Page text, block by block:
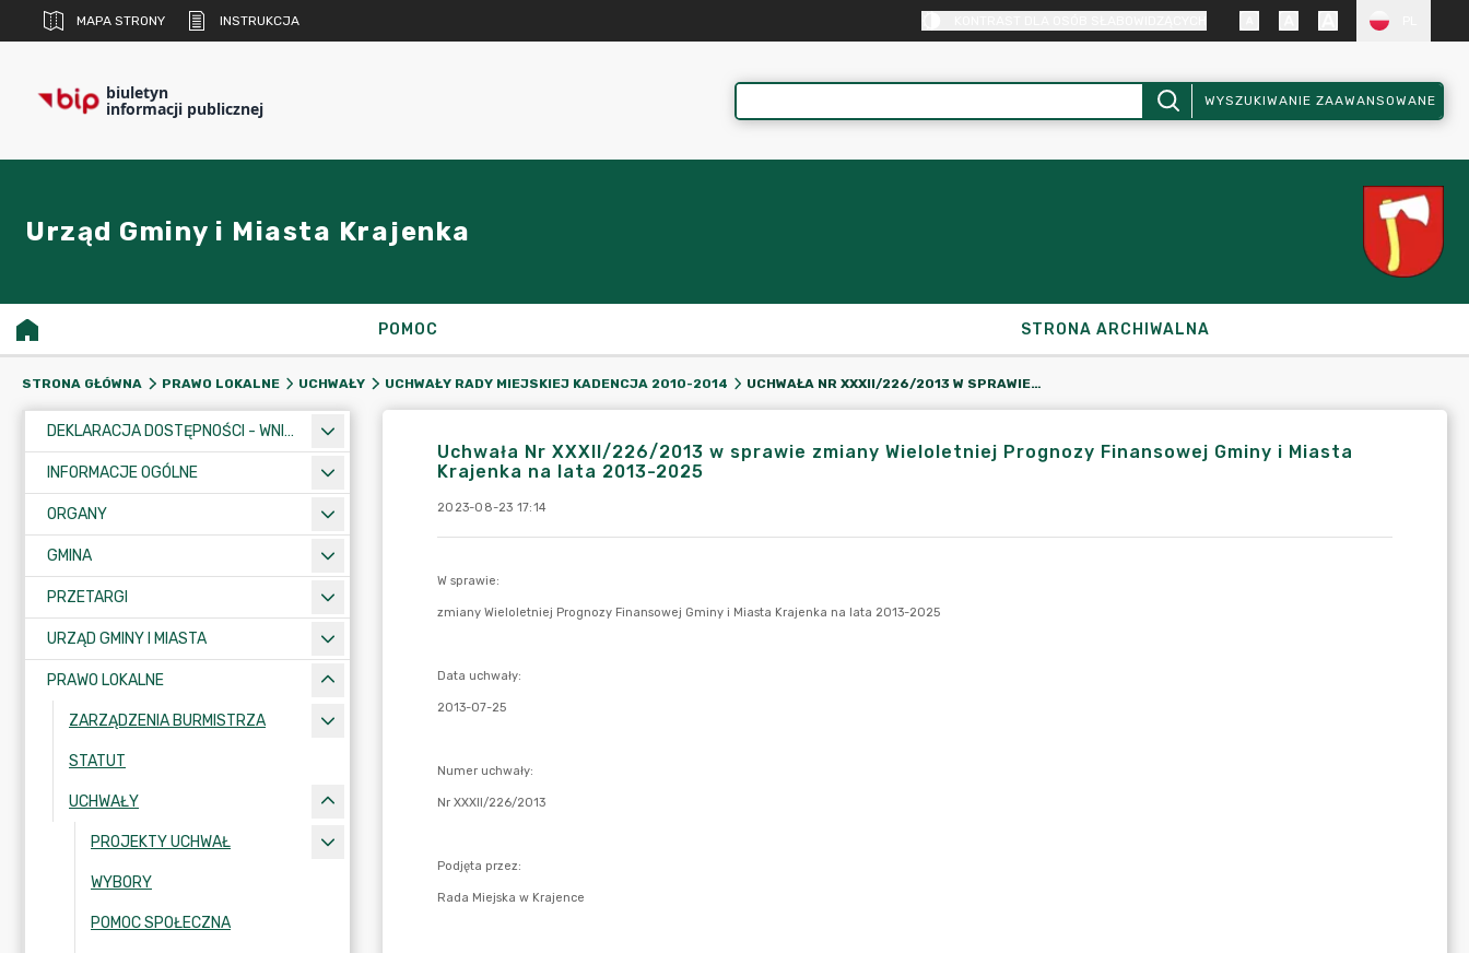
MAPA STRONY INSTRUKCJA
biuletyn
informacji publicznej WYSZUKIWANIE ZAAWANSOWANE
Urząd Gminy i Miasta Krajenka
POMOC STRONA ARCHIWALNA
STRONA GŁÓWNA PRAWO LOKALNE UCHWAŁY UCHWAŁY RADY MIEJSKIEJ KADENCJA 2010-2014 UCHWAŁA NR XXXII/226/2013 W SPRAWIE ZMIANY WIELOLETNIEJ PROGNOZY FINANSOWEJ GMINY I MIASTA KRAJENKA NA LATA 2013-2025
DEKLARACJA DOSTĘPNOŚCI - WNIOSEK
INFORMACJE OGÓLNE
ORGANY
GMINA
PRZETARGI
URZĄD GMINY I MIASTA
PRAWO LOKALNE
ZARZĄDZENIA BURMISTRZA
STATUT
UCHWAŁY
PROJEKTY UCHWAŁ
WYBORY
POMOC SPOŁECZNA
Uchwała Nr XXXII/226/2013 w sprawie zmiany Wieloletniej Prognozy Finansowej Gminy i Miasta
Krajenka na lata 2013-2025
2023-08-23 17:14